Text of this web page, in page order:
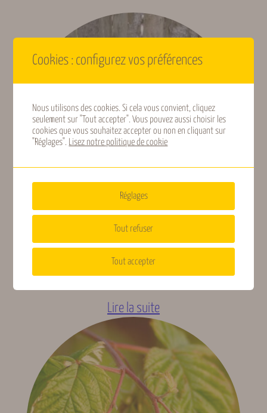
Conditionnement
Héliophile,
Fécondation Autofertile
Floraison (Gard,
Mai, Juin, Septembre,
Octobre
Type de fruits
Fruits des haies ou
sauvages, Fruits des
Origine
géographique
Asie, Europe
Il n’y a pas encore d’avis. Seuls les clients connectés ayant
connecter
Ginkgo
Lire la suite
Cookies : configurez vos préférences
Nous utilisons des cookies. Si cela vous convient, cliquez
seulement sur "Tout accepter". Vous pouvez aussi choisir les
cookies que vous souhaitez accepter ou non en cliquant sur
"Réglages". Lisez notre politique de cookie
Réglages
Tout refuser
Tout accepter